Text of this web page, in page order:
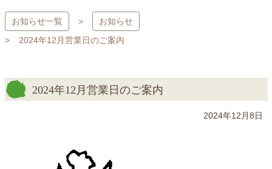
コ
ン
テ
本
文
へ
お知らせ一覧
お知らせ
2024年12月営業日のご案内
2024年12月営業日のご案内
2024年12月8日